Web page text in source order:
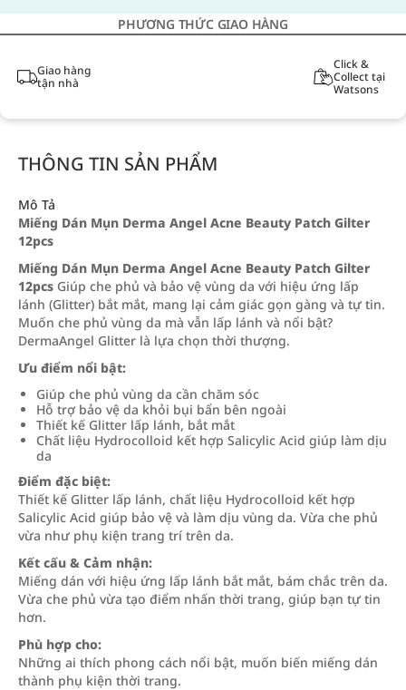
PHƯƠNG THỨC GIAO HÀNG
Giao hàng
tận nhà
Click &
Collect tại
Watsons
THÔNG TIN SẢN PHẨM
Mô Tả
Miếng Dán Mụn Derma Angel Acne Beauty Patch Gilter
12pcs
Miếng Dán Mụn Derma Angel Acne Beauty Patch Gilter
12pcs Giúp che phủ và bảo vệ vùng da với hiệu ứng lấp
lánh (Glitter) bắt mắt, mang lại cảm giác gọn gàng và tự tin.
Muốn che phủ vùng da mà vẫn lấp lánh và nổi bật?
DermaAngel Glitter là lựa chọn thời thượng.
Ưu điểm nổi bật:
Giúp che phủ vùng da cần chăm sóc
Hỗ trợ bảo vệ da khỏi bụi bẩn bên ngoài
Thiết kế Glitter lấp lánh, bắt mắt
Chất liệu Hydrocolloid kết hợp Salicylic Acid giúp làm dịu
da
Điểm đặc biệt:
Thiết kế Glitter lấp lánh, chất liệu Hydrocolloid kết hợp
Salicylic Acid giúp bảo vệ và làm dịu vùng da. Vừa che phủ
vừa như phụ kiện trang trí trên da.
Kết cấu & Cảm nhận:
Miếng dán với hiệu ứng lấp lánh bắt mắt, bám chắc trên da.
Vừa che phủ vừa tạo điểm nhấn thời trang, giúp bạn tự tin
hơn.
Phù hợp cho:
Những ai thích phong cách nổi bật, muốn biến miếng dán
thành phụ kiện thời trang.